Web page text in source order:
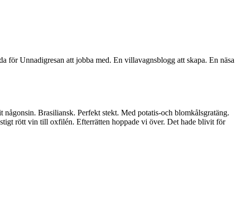
för Unnadigresan att jobba med. En villavagnsblogg att skapa. En näsa
Brasiliansk. Perfekt stekt. Med potatis-och blomkålsgratäng.
rött vin till oxfilén. Efterrätten hoppade vi över. Det hade blivit för